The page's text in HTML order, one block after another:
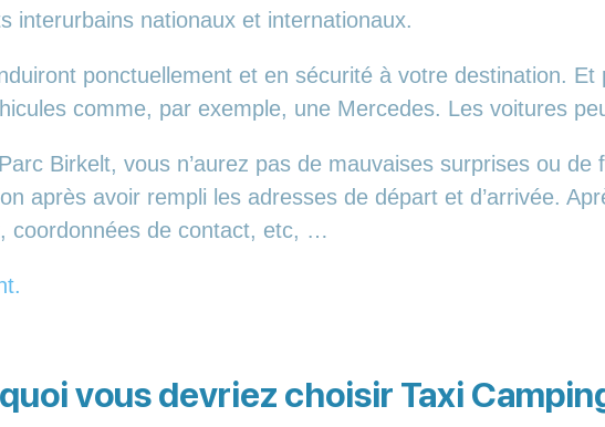
interurbains nationaux et internationaux.
ponctuellement et en sécurité à votre destination.
comme, par exemple, une Mercedes. Les voitures
Birkelt, vous n’aurez pas de mauvaises surprises ou
après avoir rempli les adresses de départ et d’arrivée.
coordonnées de contact, etc, …
vous devriez choisir Taxi